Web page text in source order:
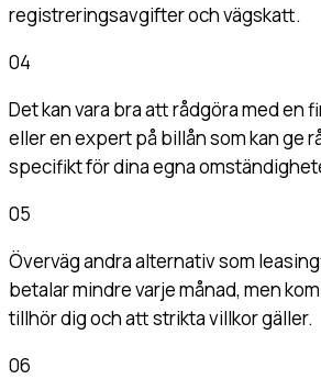
registreringsavgifter och vägskatt.
04
Det kan vara bra att rådgöra med en
eller en expert på billån som kan ge
specifikt för dina egna
05
Överväg andra alternativ som
betalar mindre varje månad, men
tillhör dig och att strikta villkor gäller.
06